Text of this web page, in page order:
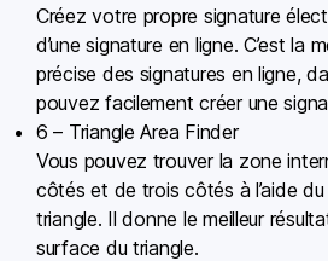
Créez votre propre signature
d’une signature en ligne. C’est la
précise des signatures en ligne,
pouvez facilement créer une
6 – Triangle Area Finder
Vous pouvez trouver la zone
côtés et de trois côtés à l’aide
triangle. Il donne le meilleur
surface du triangle.